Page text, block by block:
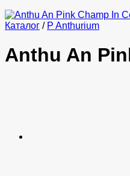
Каталог / P Anthurium
Anthu An